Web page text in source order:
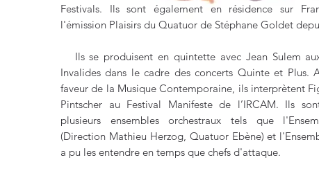
Festivals. Ils sont également en résidence sur
l'émission Plaisirs du Quatuor de Stéphane Goldet
Ils se produisent en quintette avec Jean Sulem
Invalides dans le cadre des concerts Quinte et Plus.
faveur de la Musique Contemporaine, ils interprètent
Pintscher au Festival Manifeste de l’IRCAM. Ils
plusieurs ensembles orchestraux tels que
(Direction Mathieu Herzog, Quatuor Ebène) et
a pu les entendre en temps que chefs d'attaque.